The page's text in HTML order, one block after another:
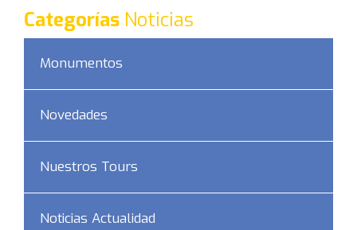
Categorías Noticias
Monumentos
Novedades
Nuestros Tours
Noticias Actualidad